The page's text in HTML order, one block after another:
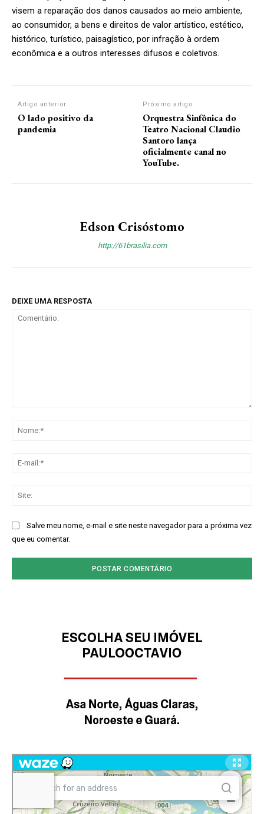
visem a reparação dos danos causados ao meio ambiente,
ao consumidor, a bens e direitos de valor artístico, estético,
histórico, turístico, paisagístico, por infração à ordem
econômica e a outros interesses difusos e coletivos.
Artigo anterior
O lado positivo da
pandemia
Próximo artigo
Orquestra Sinfônica do
Teatro Nacional Claudio
Santoro lança
oficialmente canal no
YouTube.
Edson Crisóstomo
http://61brasilia.com
DEIXE UMA RESPOSTA
Salve meu nome, e-mail e site neste navegador para a próxima vez
que eu comentar.